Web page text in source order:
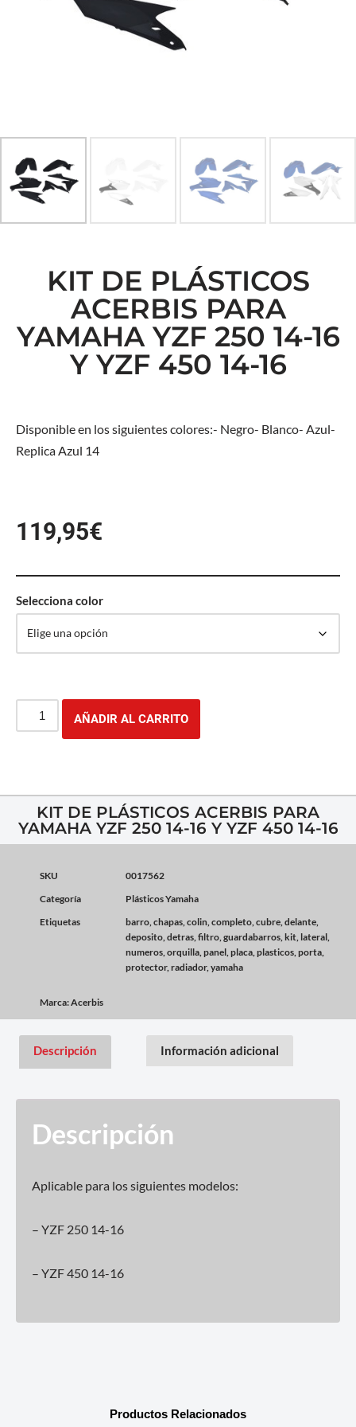
KIT DE PLÁSTICOS
ACERBIS PARA
YAMAHA YZF 250 14-16
Y YZF 450 14-16
Disponible en los siguientes colores:- Negro- Blanco- Azul-
Replica Azul 14
119,95€
Selecciona color
AÑADIR AL CARRITO
KIT DE PLÁSTICOS ACERBIS PARA
YAMAHA YZF 250 14-16 Y YZF 450 14-16
SKU
0017562
Categoría
Plásticos Yamaha
Etiquetas
barro,chapas,colin,completo,cubre,delante,
deposito,detras,filtro,guardabarros,kit, lateral,
numeros,orquilla,panel,placa,plasticos,porta,
protector,radiador,yamaha
Marca:Acerbis
Descripción Información adicional
Descripción
Aplicable para los siguientes modelos:
– YZF 250 14-16
– YZF 450 14-16
Productos Relacionados